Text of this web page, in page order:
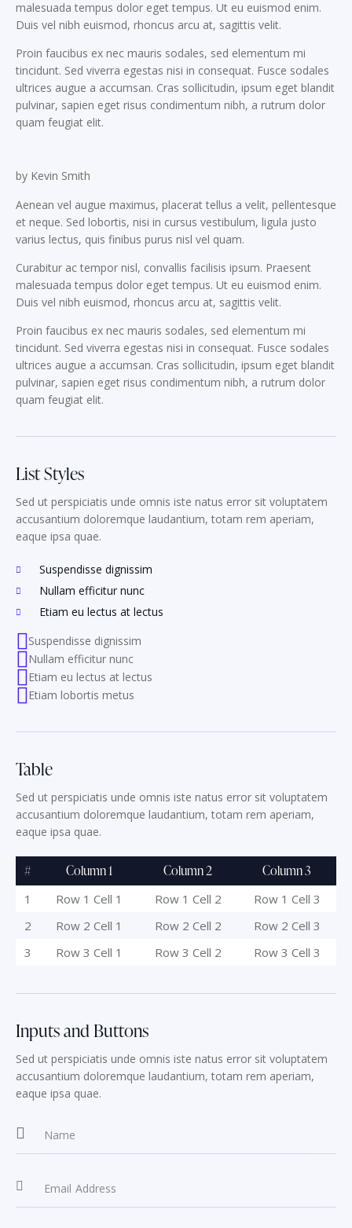
malesuada tempus dolor eget tempus. Ut eu euismod enim.
Duis vel nibh euismod, rhoncus arcu at, sagittis velit.
Proin faucibus ex nec mauris sodales, sed elementum mi
tincidunt. Sed viverra egestas nisi in consequat. Fusce sodales
ultrices augue a accumsan. Cras sollicitudin, ipsum eget blandit
pulvinar, sapien eget risus condimentum nibh, a rutrum dolor
quam feugiat elit.
by Kevin Smith
Aenean vel augue maximus, placerat tellus a velit, pellentesque
et neque. Sed lobortis, nisi in cursus vestibulum, ligula justo
varius lectus, quis finibus purus nisl vel quam.
Curabitur ac tempor nisl, convallis facilisis ipsum. Praesent
malesuada tempus dolor eget tempus. Ut eu euismod enim.
Duis vel nibh euismod, rhoncus arcu at, sagittis velit.
Proin faucibus ex nec mauris sodales, sed elementum mi
tincidunt. Sed viverra egestas nisi in consequat. Fusce sodales
ultrices augue a accumsan. Cras sollicitudin, ipsum eget blandit
pulvinar, sapien eget risus condimentum nibh, a rutrum dolor
quam feugiat elit.
List Styles
Sed ut perspiciatis unde omnis iste natus error sit voluptatem
accusantium doloremque laudantium, totam rem aperiam,
eaque ipsa quae.
Suspendisse dignissim
Nullam efficitur nunc
Etiam eu lectus at lectus
Suspendisse dignissim
Nullam efficitur nunc
Etiam eu lectus at lectus
Etiam lobortis metus
Table
Sed ut perspiciatis unde omnis iste natus error sit voluptatem
accusantium doloremque laudantium, totam rem aperiam,
eaque ipsa quae.
# Column 1 Column 2 Column 3
1 Row 1 Cell 1 Row 1 Cell 2
Row 1 Cell 3
2
Row 2 Cell 1 Row 2 Cell 2
Row 2 Cell 3
3
Row 3 Cell 1 Row 3 Cell 2 Row 3 Cell 3
Inputs and Buttons
Sed ut perspiciatis unde omnis iste natus error sit voluptatem
accusantium doloremque laudantium, totam rem aperiam,
eaque ipsa quae.